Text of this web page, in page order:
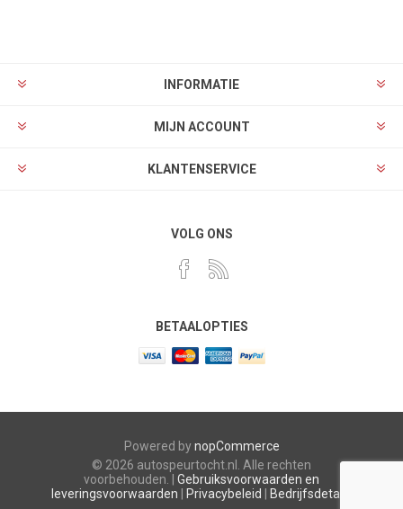
INFORMATIE
MIJN ACCOUNT
KLANTENSERVICE
VOLG ONS
BETAALOPTIES
Powered bynopCommerce
© 2026 autospeurtocht.nl. Alle rechten
voorbehouden. | Gebruiksvoorwaarden en
leveringsvoorwaarden
Privacybeleid Bedrijfsdetails